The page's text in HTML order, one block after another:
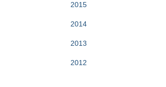
2015
2014
2013
2012